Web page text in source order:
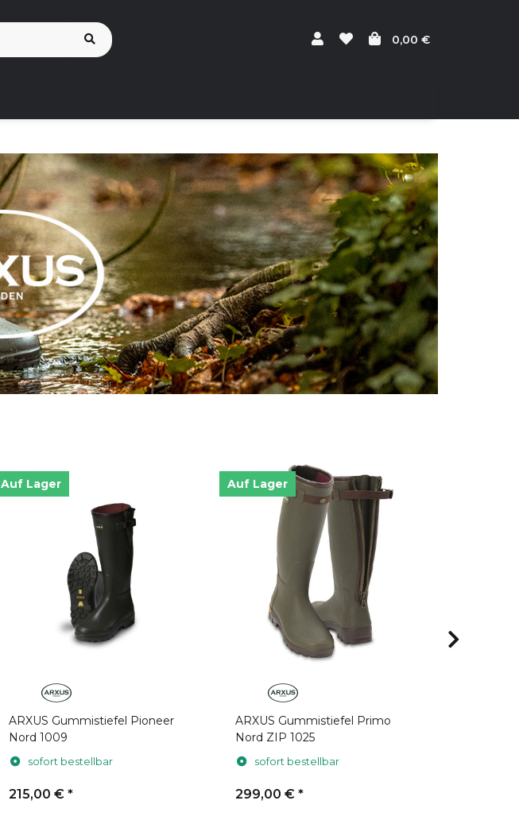
0,00 €
Auf Lager
ARXUS Gummistiefel Pioneer
Nord 1009
sofort bestellbar
215,00 € *
Auf Lager
ARXUS Gummistiefel Primo
Nord ZIP 1025
sofort bestellbar
299,00 € *